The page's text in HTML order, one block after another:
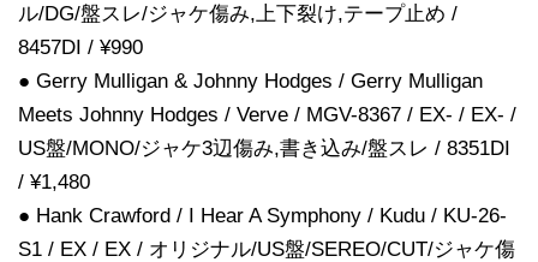
ル/DG/盤スレ/ジャケ傷み,上下裂け,テープ止め /
8457DI / ¥990
● Gerry Mulligan & Johnny Hodges / Gerry Mulligan
Meets Johnny Hodges / Verve / MGV-8367 / EX- / EX- /
US盤/MONO/ジャケ3辺傷み,書き込み/盤スレ / 8351DI
/ ¥1,480
● Hank Crawford / I Hear A Symphony / Kudu / KU-26-
S1 / EX / EX / オリジナル/US盤/SEREO/CUT/ジャケ傷